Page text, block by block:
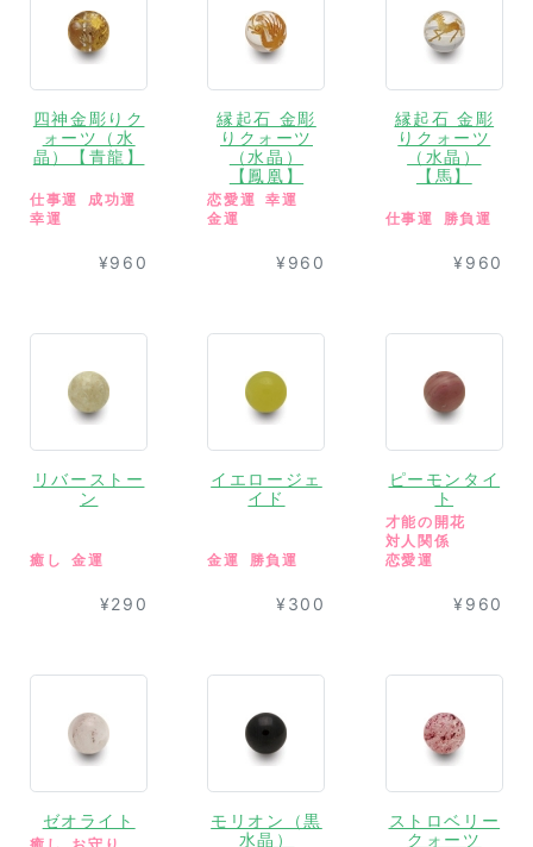
四神金彫りク
ォーツ（水
晶）【青龍】
仕事運
成功運
幸運
¥960
縁起石 金彫
りクォーツ
（水晶）
【鳳凰】
恋愛運
幸運
金運
¥960
縁起石 金彫
りクォーツ
（水晶）
【馬】
仕事運 勝負運
¥960
リバーストー
ン
癒し 金運
¥290
イエロージェ
イド
金運 勝負運
¥300
ピーモンタイ
ト
才能の開花
対人関係
恋愛運
¥960
ゼオライト
モリオン（黒
水晶）
ストロベリー
クォーツ